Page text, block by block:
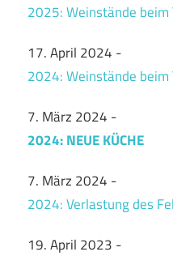
2025: Weinstände beim
17. April 2024 -
2024: Weinstände beim
7. März 2024 -
2024: NEUE KÜCHE
7. März 2024 -
2024: Verlastung des
19. April 2023 -